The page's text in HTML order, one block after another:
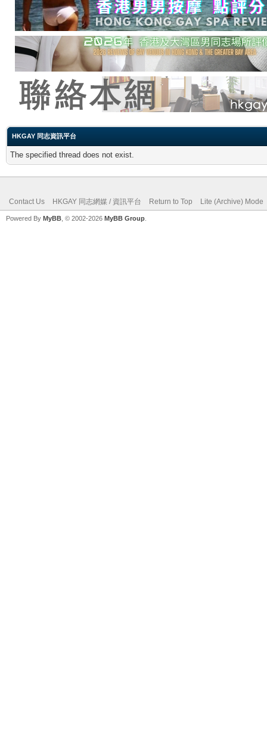
HKGAY 同志資訊平台
The specified thread does not exist.
Contact Us HKGAY 同志網媒 / 資訊平台 Return to Top Lite (Archive) Mode
Powered By MyBB , © 2002-2026 MyBB Group